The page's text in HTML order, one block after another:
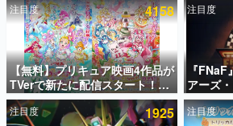
電ファミのいま読まれている記事ランキン
アプリセール情報
インタビュー
注目度 4158
【無料】プリキュア映画4作品が
TVerで新たに配信スタート！な
んと2018年～2024年の映画ほぼ
すべてが見放題に、ぶっちゃけ
注目度
『
アーズ
リカの
Dream
注目度 1925 注目度